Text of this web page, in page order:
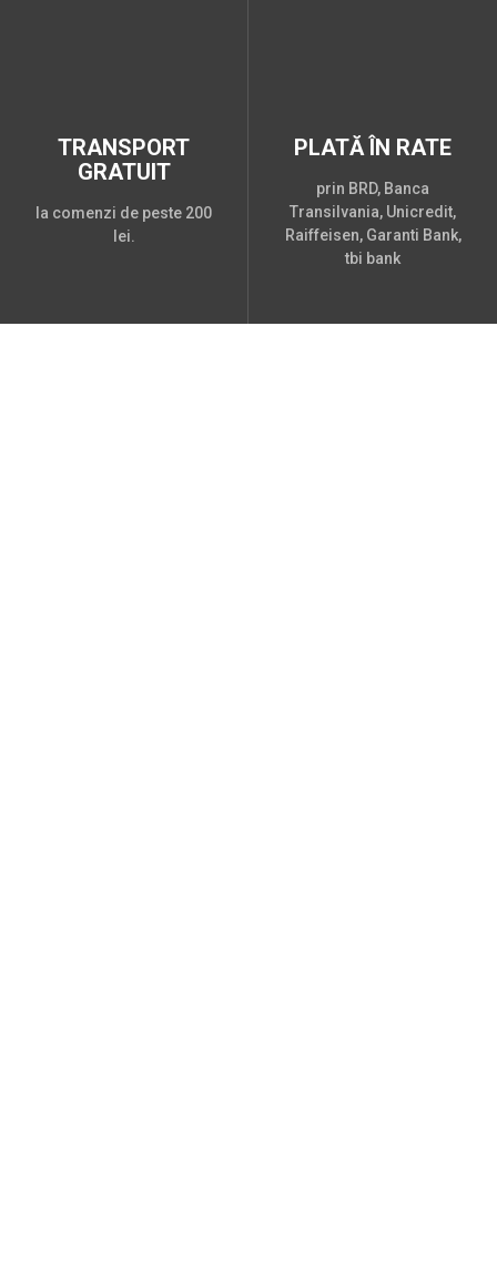
TRANSPORT
GRATUIT
la comenzi de peste 200
lei.
PLATĂ ÎN RATE
prin BRD, Banca
Transilvania, Unicredit,
Raiffeisen, Garanti Bank,
tbi bank